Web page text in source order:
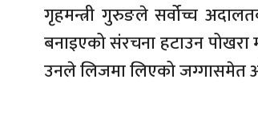
गृहमन्त्री गुरुङले सर्वोच्च
बनाइएको संरचना हटाउन
उनले लिजमा लिएको जग्गासमेत